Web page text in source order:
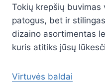
Tokių krepšių
patogus, bet ir
dizaino asortimentas
kuris atitiks jūsų
Virtuvės baldai